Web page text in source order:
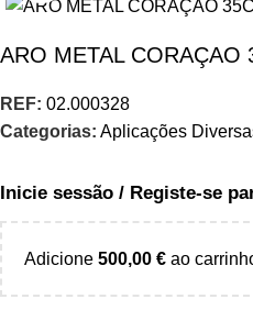
ARO METAL CORAÇAO
REF: 02.000328
Categorias: Aplicações
Inicie sessão / Registe-se
Adicione 500,00 € ao